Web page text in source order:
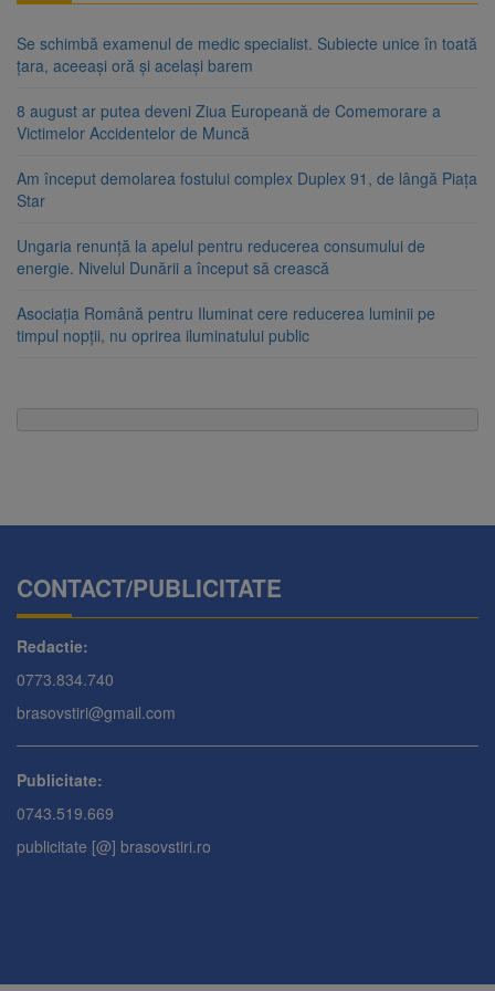
Se schimbă examenul de medic specialist. Subiecte unice în toată
țara, aceeași oră și același barem
8 august ar putea deveni Ziua Europeană de Comemorare a
Victimelor Accidentelor de Muncă
Am început demolarea fostului complex Duplex 91, de lângă Piața
Star
Ungaria renunță la apelul pentru reducerea consumului de
energie. Nivelul Dunării a început să crească
Asociația Română pentru Iluminat cere reducerea luminii pe
timpul nopții, nu oprirea iluminatului public
CONTACT/PUBLICITATE
Redactie:
0773.834.740
brasovstiri@gmail.com
Publicitate:
0743.519.669
publicitate [@] brasovstiri.ro